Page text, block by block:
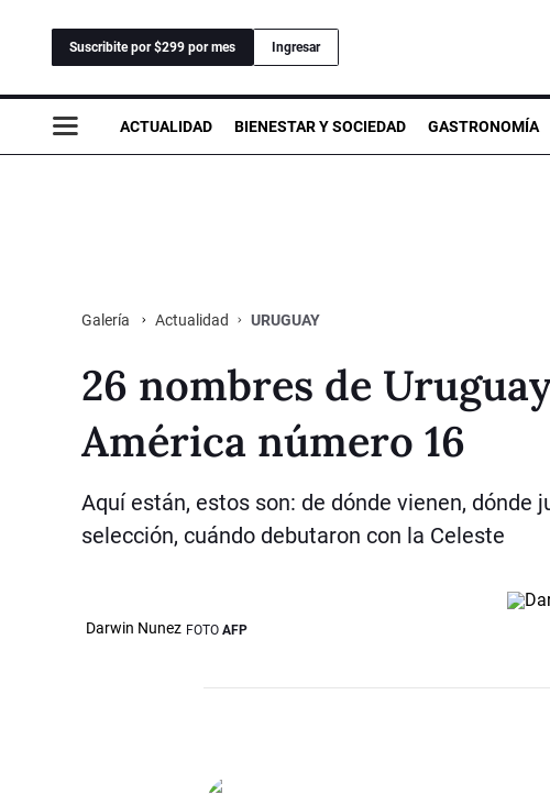
Suscribite por $299 por mes Ingresar
ACTUALIDAD BIENESTAR Y SOCIEDAD GASTRONOMÍA
Galería Actualidad URUGUAY
26 nombres de
América número 16
Aquí están, estos son: de dónde vienen, dónde
selección, cuándo debutaron con la Celeste
Darwin Nunez FOTO AFP